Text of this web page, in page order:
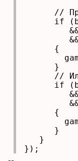
//
if
      {
      }
//
if
      {
      }
   }
});